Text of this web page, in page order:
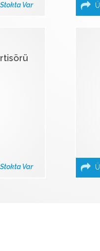
Stokta Var
Stokta Var